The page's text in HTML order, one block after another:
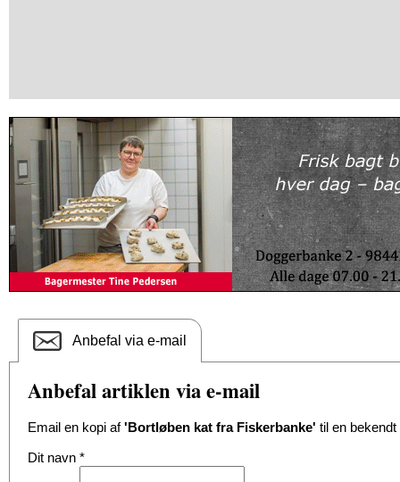
Anbefal via e-mail
Anbefal artiklen via e-mail
Email en kopi af'Bortløben kat fra Fiskerbanke' til en bekendt
Dit navn *